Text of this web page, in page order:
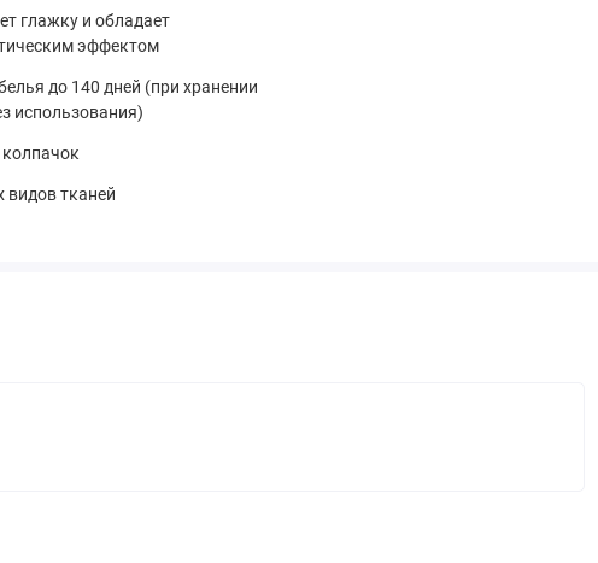
глажку и обладает
эффектом
до 140 дней (при хранении
использования)
видов тканей